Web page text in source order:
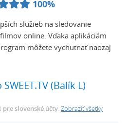
100%
služieb na sledovanie
online. Vďaka aplikáciám
môžete vychutnať naozaj
(Balík L)
pre slovenské účty. Zobraziť všetky